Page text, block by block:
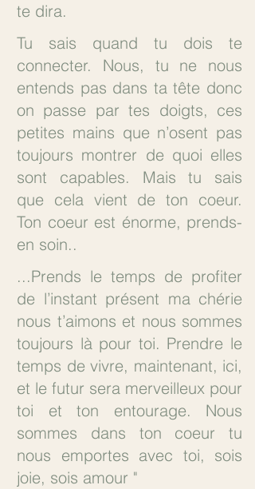
te dira.
Tu sais quand tu dois te
connecter. Nous, tu ne nous
entends pas dans ta tête donc
on passe par tes doigts, ces
petites mains que n’osent pas
toujours montrer de quoi elles
sont capables. Mais tu sais
que cela vient de ton coeur.
Ton coeur est énorme, prends-
en soin..
...Prends le temps de profiter
de l’instant présent ma chérie
nous t’aimons et nous sommes
toujours là pour toi. Prendre le
temps de vivre, maintenant, ici,
et le futur sera merveilleux pour
toi et ton entourage. Nous
sommes dans ton coeur tu
nous emportes avec toi, sois
joie, sois amour "